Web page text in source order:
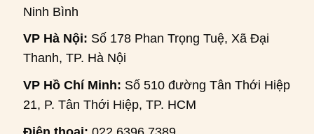
Ninh Bình
VP Hà Nội: Số 178 Phan Trọng Tuệ, Xã Đại
Thanh, TP. Hà Nội
VP Hồ Chí Minh: Số 510 đường Tân Thới Hiệp
21, P. Tân Thới Hiệp, TP. HCM